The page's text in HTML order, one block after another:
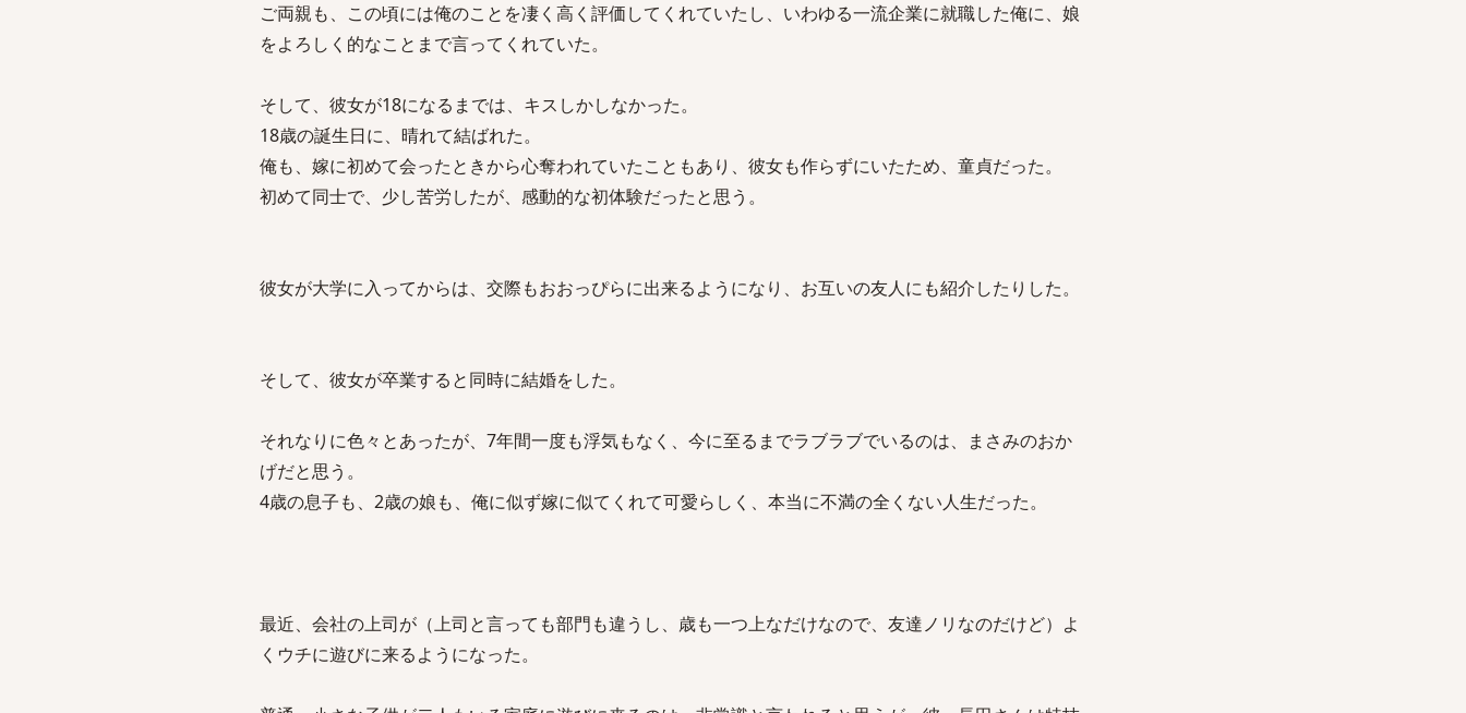
ご両親も、この頃には俺のことを凄く高く評価してくれていたし、いわゆる一流企業に就職した俺に、娘
をよろしく的なことまで言ってくれていた。
そして、彼女が18になるまでは、キスしかしなかった。
18歳の誕生日に、晴れて結ばれた。
俺も、嫁に初めて会ったときから心奪われていたこともあり、彼女も作らずにいたため、童貞だった。
初めて同士で、少し苦労したが、感動的な初体験だったと思う。
彼女が大学に入ってからは、交際もおおっぴらに出来るようになり、お互いの友人にも紹介したりした。
そして、彼女が卒業すると同時に結婚をした。
それなりに色々とあったが、7年間一度も浮気もなく、今に至るまでラブラブでいるのは、まさみのおか
げだと思う。
4歳の息子も、2歳の娘も、俺に似ず嫁に似てくれて可愛らしく、本当に不満の全くない人生だった。
最近、会社の上司が（上司と言っても部門も違うし、歳も一つ上なだけなので、友達ノリなのだけど）よ
くウチに遊びに来るようになった。